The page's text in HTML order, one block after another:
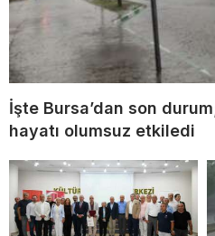
İşte Bursa’dan son
hayatı olumsuz etkiledi